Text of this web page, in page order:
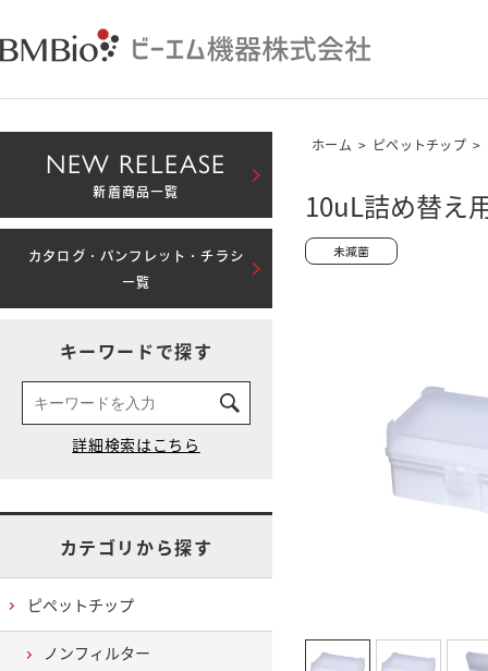
ホーム > ピペットチップ >
10uL詰め替え
NEW RELEASE
新着商品一覧
カタログ・パンフレット・チラシ
一覧
キーワードで探す
カテゴリから探す
ピペットチップ
ノンフィルター